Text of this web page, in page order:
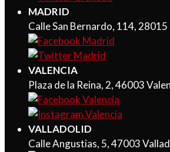
MADRID
Calle San Bernardo, 114,
VALENCIA
Plaza de la Reina, 2, 46003
VALLADOLID
Calle Angustias, 5, 47003